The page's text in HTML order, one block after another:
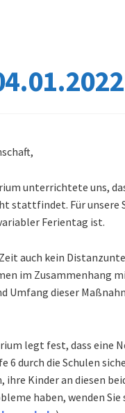
unterrichtete uns,
stattfindet. Für unsere
Ferientag ist.
auch kein
im Zusammenhang
Umfang dieser
legt fest, dass eine
6 durch die Schulen
Kinder an diesen
haben, wenden